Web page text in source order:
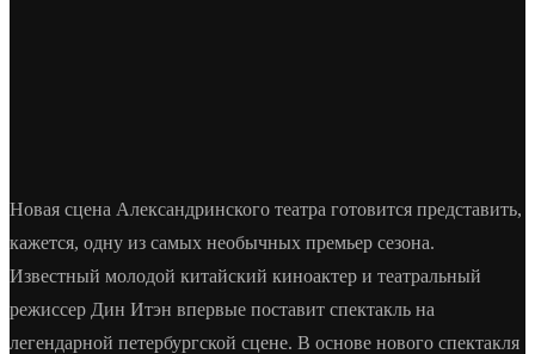
Новая сцена Александринского театра готовится представить,
кажется, одну из самых необычных премьер сезона.
Известный молодой китайский киноактер и театральный
режиссер Дин Итэн впервые поставит спектакль на
легендарной петербургской сцене. В основе нового спектакля